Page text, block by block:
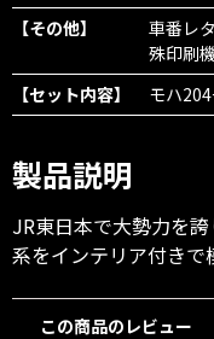
【その他】
車番レ
殊印刷
【セット内容】
モハ
製品説明
JR東日本で大勢力を
系をインテリア付きで
この商品のレビュー